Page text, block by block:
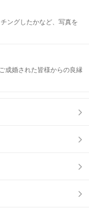
ングしたかなど、写真を
成婚された皆様からの良縁